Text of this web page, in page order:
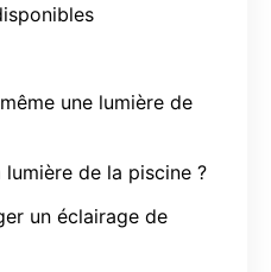
une lumière de
de la piscine ?
un éclairage de